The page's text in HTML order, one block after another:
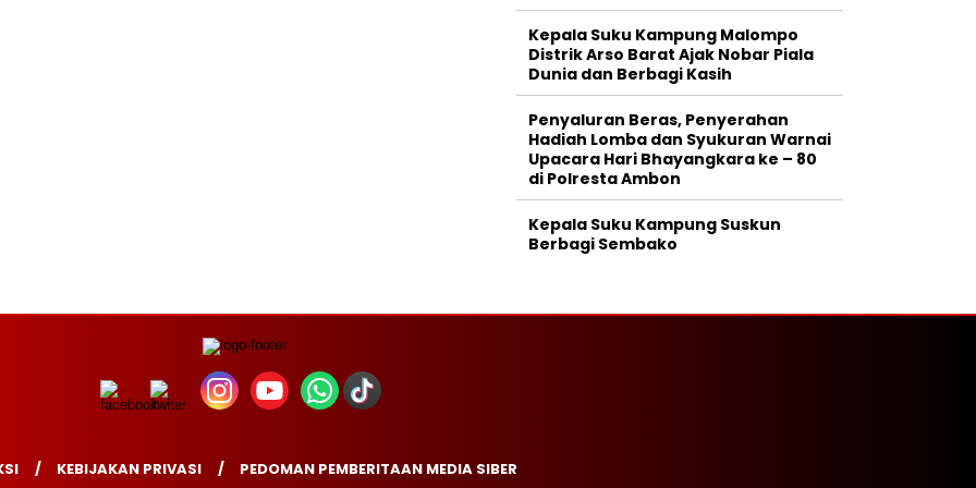
Kepala Suku Kampung Malompo
Distrik Arso Barat Ajak Nobar Piala
Dunia dan Berbagi Kasih
Penyaluran Beras, Penyerahan
Hadiah Lomba dan Syukuran Warnai
Upacara Hari Bhayangkara ke – 80
di Polresta Ambon
Kepala Suku Kampung Suskun
Berbagi Sembako
KEBIJAKAN PRIVASI PEDOMAN PEMBERITAAN MEDIA SIBER